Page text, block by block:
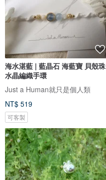
海水湛藍 | 藍晶石 海藍寶 貝殼珠
水晶編織手環
Just a Human就只是個人類
NT$ 519
可客製